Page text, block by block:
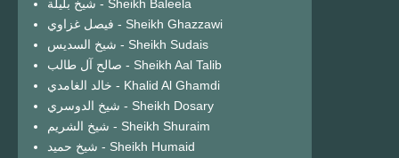
شيخ بليلة - Sheikh Baleela
فيصل غزاوي - Sheikh Ghazzawi
شيخ السديس - Sheikh Sudais
صالح آل طالب - Sheikh Aal Talib
خالد الغامدي - Khalid Al Ghamdi
شيخ الدوسري - Sheikh Dosary
شيخ الشريم - Sheikh Shuraim
شيخ حميد - Sheikh Humaid